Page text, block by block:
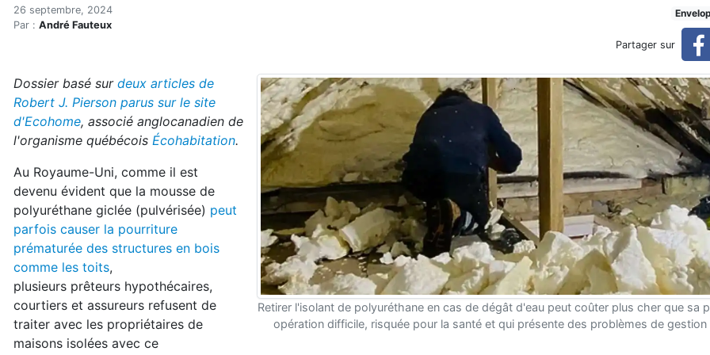
Accueil
Articles
Polyuréthane giclé : les coûts environnementaux
26 septembre, 2024
Par : André Fauteux
Partager sur
Retirer l'isolant de polyuréthane en cas de dégât d'eau peut coûter plus cher que sa
opération difficile, risquée pour la santé et qui présente des problèmes de
Dossier basé sur deux articles de
Robert J. Pierson parus sur le site
d'Ecohome, associé anglocanadien de
l'organisme québécois Écohabitation.
Au Royaume-Uni, comme il est
devenu évident que la mousse de
polyuréthane giclée (pulvérisée) peut
parfois causer la pourriture
prématurée des structures en bois
comme les toits,
plusieurs prêteurs hypothécaires,
courtiers et assureurs refusent de
traiter avec les propriétaires de
maisons isolées avec ce